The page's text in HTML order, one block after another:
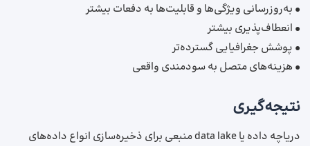
• به‌روزرسانی ویژگی‌ها و قابلیت‌ها به دفعات بیشتر
• انعطاف‌پذیری بیشتر
• پوشش جغرافیایی گسترده‌تر
• هزینه‌های متصل به سودمندی واقعی
نتیجه‌گیری
دریاچه داده یا data lake منبعی برای ذخیره‌سازی انواع داده‌های